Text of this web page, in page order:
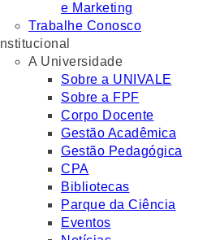
e Marketing
Trabalhe Conosco
Institucional
A Universidade
Sobre a UNIVALE
Sobre a FPF
Corpo Docente
Gestão Acadêmica
Gestão Pedagógica
CPA
Bibliotecas
Parque da Ciência
Eventos